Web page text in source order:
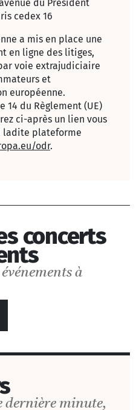
du Président
cedex 16
a mis en place une
en ligne des litiges,
voie extrajudiciaire
et
européenne.
14 du Règlement (UE)
ci-après un lien vous
ladite plateforme
odr.
concerts
à
dernière minute,